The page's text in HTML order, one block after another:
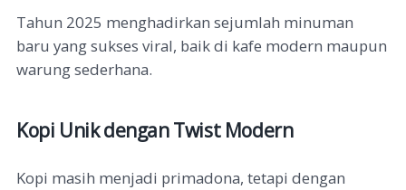
Tahun 2025 menghadirkan sejumlah minuman
baru yang sukses viral, baik di kafe modern maupun
warung sederhana.
Kopi Unik dengan Twist Modern
Kopi masih menjadi primadona, tetapi dengan